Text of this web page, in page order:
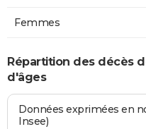
Femmes
Répartition des décès
d'âges
Données exprimées en
Insee)